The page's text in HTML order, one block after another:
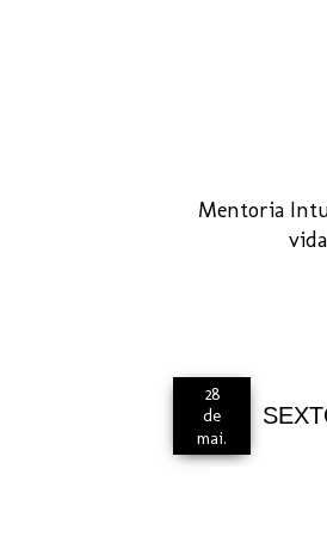
Mentoria
28
de
mai.